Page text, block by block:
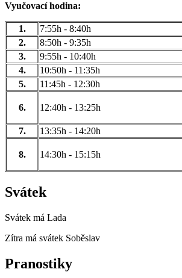
Vyučovací hodina:
1.
7:55h - 8:40h
2.
8:50h - 9:35h
3.
9:55h - 10:40h
4.
10:50h - 11:35h
5.
11:45h - 12:30h
6. 12:40h - 13:25h
7. 13:35h - 14:20h
8. 14:30h - 15:15h
Svátek
Svátek má Lada
Zítra má svátek Soběslav
Pranostiky